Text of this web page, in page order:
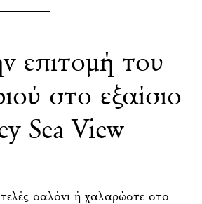
επιτομή του
στο εξαίσιο
Sea View
σαλόνι ή χαλαρώστε στο